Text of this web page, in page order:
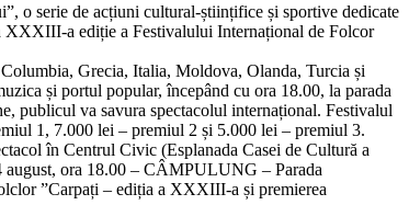
o serie de acțiuni cultural-științifice și sportive dedicate
XXXIII-a ediție a Festivalului Internațional de Folcor
Grecia, Italia, Moldova, Olanda, Turcia și
și portul popular, începând cu ora 18.00, la parada
publicul va savura spectacolul internațional. Festivalul
1, 7.000 lei – premiul 2 și 5.000 lei – premiul 3.
în Centrul Civic (Esplanada Casei de Cultură a
august, ora 18.00 – CÂMPULUNG – Parada
”Carpați – ediția a XXXIII-a și premierea